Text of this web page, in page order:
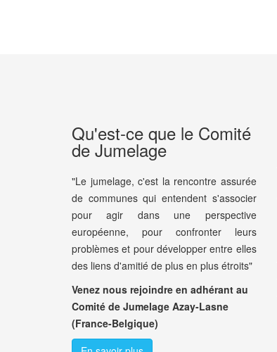
Qu'est-ce que le Comité
de Jumelage
"Le jumelage, c'est la rencontre assurée
de communes qui entendent s'associer
pour agir dans une perspective
européenne, pour confronter leurs
problèmes et pour développer entre elles
des liens d'amitié de plus en plus étroits"
Venez nous rejoindre en adhérant au
Comité de Jumelage Azay-Lasne
(France-Belgique)